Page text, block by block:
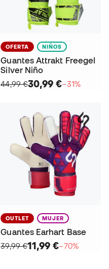
OFERTA NIÑOS
Guantes Attrakt Freegel
Silver Niño
44,99 €30,99 €−31%
OUTLET MUJER
Guantes Earhart Base
39,99 €11,99 €−70%